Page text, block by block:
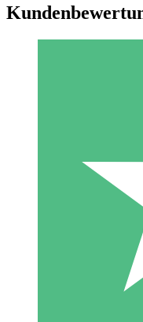
Zahlen Sie nach
monatliche